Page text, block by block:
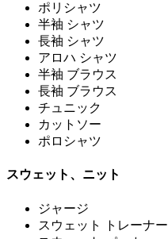
ポリシャツ
半袖 シャツ
長袖 シャツ
アロハ シャツ
半袖 ブラウス
長袖 ブラウス
チュニック
カットソー
ポロシャツ
スウェット、ニット
ジャージ
スウェット トレーナー